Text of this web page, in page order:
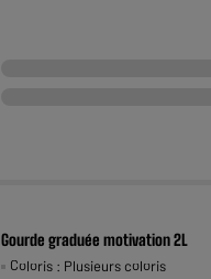
Gourde graduée motivation 2L
Coloris : Plusieurs coloris